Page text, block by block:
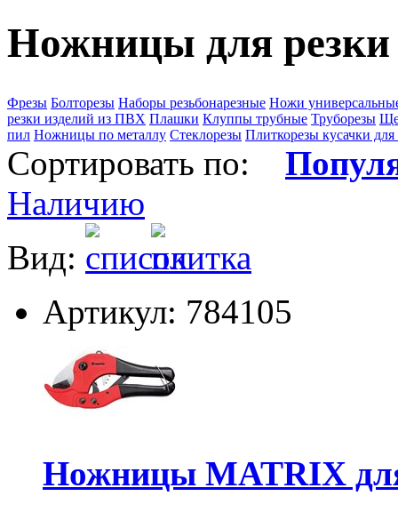
Ножницы для
Фрезы Болторезы Наборы резьбонарезные Ножи
резки изделий из ПВХ Плашки Клуппы трубные Труборезы
пил Ножницы по металлу Стеклорезы Плиткорезы кусачки
Сортировать по:
Наличию
Вид:
Артикул: 784105
Ножницы MATRIX